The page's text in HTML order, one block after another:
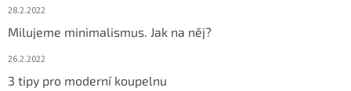
28.2.2022
Milujeme minimalismus. Jak na něj?
26.2.2022
3 tipy pro moderní koupelnu